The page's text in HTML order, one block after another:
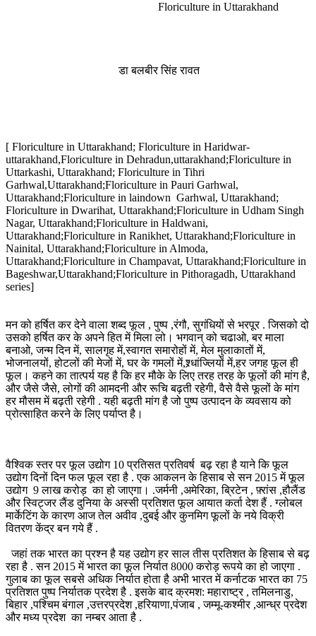
Floriculture in Uttarakhand
डा बलबीर सिंह रावत
[ Floriculture in Uttarakhand; Floriculture in Haridwar-
uttarakhand,Floriculture in Dehradun,uttarakhand;Floriculture in
Uttarkashi, Uttarakhand; Floriculture in Tihri
Garhwal,Uttarakhand;Floriculture in Pauri Garhwal,
Uttarakhand;Floriculture in laindown Garhwal, Uttarakhand;
Floriculture in Dwarihat, Uttarakhand;Floriculture in Udham Singh
Nagar, Uttarakhand;Floriculture in Haldwani,
Uttarakhand;Floriculture in Ranikhet, Uttarakhand;Floriculture in
Nainital, Uttarakhand;Floriculture in Almoda,
Uttarakhand;Floriculture in Champavat, Uttarakhand;Floriculture in
Bageshwar,Uttarakhand;Floriculture in Pithoragadh, Uttarakhand
series]
मन को हर्षित कर देने वाला शब्द फूल , पुष्प ,रंगौ, सुगंधियों से भरपूर . जिसको दो
उसको हर्षित कर के अपने हित में मिला लो। भगवान् को चढाओ, बर माला
बनाओ, जन्म दिन में, सालगृह में,स्वागत समारोहों में, मेल मुलाकातों में,
भोजनालयों, होटलों की मेजों में, घर के गमलों में,श्र्धांज्लियों में,हर जगह फूल ही
फूल। कहने का तात्पर्य यह है कि हर मौके के लिए तरह तरह के फूलों की मांग है,
और जैसे जैसे, लोगों की आमदनी और रूचि बढ़ती रहेगी, वैसे वैसे फूलों के मांग
हर मौसम में बढ़ती रहेगी . यही बढ़ती मांग है जो पुष्प उत्पादन के व्यवसाय को
प्रोत्साहित करने के लिए पर्याप्त है।
वैश्विक स्तर पर फूल उद्योग 10 प्रतिसत प्रतिवर्ष बढ़ रहा है याने कि फूल
उद्योग दिनों दिन फल फूल रहा है . एक आकलन के हिसाब से सन 2015 में फूल
उद्योग 9 लाख करोड़ का हो जाएगा। .जर्मनी ,अमेरिका, ब्रिटेन , फ़्रांस ,हौलैंड
और स्विट्जर लैंड दुनिया के अस्सी प्रतिशत फूल आयात कर्ता देश हैं . ग्लोबल
मार्केटिंग के कारण आज तेल अवीव ,दुबई और कुनमिग फूलों के नये विक्री
वितरण केंद्र बन गये हैं .
जहां तक भारत का प्रश्न है यह उद्योग हर साल तीस प्रतिशत के हिसाब से बढ़
रहा है . सन 2015 में भारत का फूल निर्यात 8000 करोड़ रूपये का हो जाएगा .
गुलाब का फूल सबसे अधिक निर्यात होता है अभी भारत में कर्नाटक भारत का 75
प्रतिशत पुष्प निर्यातक प्रदेश है . इसके बाद क्रमश: महाराष्ट्र , तमिलनाडु,
बिहार ,पश्चिम बंगाल ,उत्तरप्रदेश ,हरियाणा,पंजाब , जम्मू-कश्मीर ,आन्ध्र प्रदेश
और मध्य प्रदेश का नम्बर आता है .